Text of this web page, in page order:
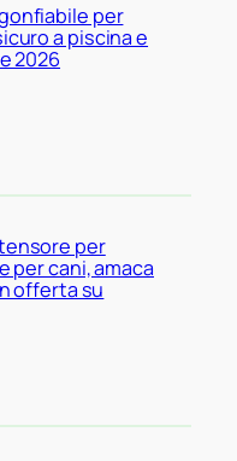
gonfiabile per
a piscina e
2026
per
per cani, amaca
offerta su